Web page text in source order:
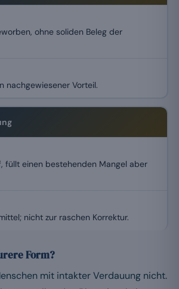
ohne soliden Beleg der
nachgewiesener Vorteil.
füllt einen bestehenden Mangel aber
nicht zur raschen Korrektur.
Form?
mit intakter Verdauung nicht.